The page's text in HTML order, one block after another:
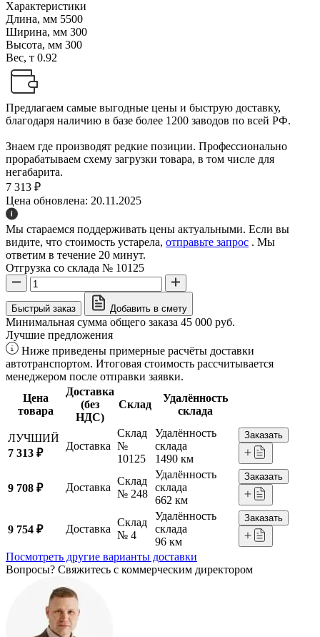
Характеристики
Длина, мм 5500
Ширина, мм 300
Высота, мм 300
Вес, т 0.92
Предлагаем самые выгодные цены и быструю доставку,
благодаря наличию в базе более 1200 заводов по всей РФ.
Знаем где производят редкие позиции. Профессионально
прорабатываем схему загрузки товара, в том числе для
негабарита.
7 313 ₽
Цена обновлена: 20.11.2025
Мы стараемся поддерживать цены актуальными. Если вы
видите, что стоимость устарела, отправьте запрос . Мы
ответим в течение 20 минут.
Отгрузка со склада № 10125
Быстрый заказ Добавить в смету
Минимальная сумма общего заказа 45 000 руб.
Лучшие предложения
Ниже приведены примерные расчёты доставки
автотранспортом. Итоговая стоимость рассчитывается
менеджером после отправки заявки.
Цена
товара
Доставка
(без
НДС)
Склад
Удалённость
склада
ЛУЧШИЙ
7 313 ₽
Доставка
Склад
№
10125
Удалённость
склада
1490 км
Заказать
9 708 ₽ Доставка
Склад
№ 248
Удалённость
склада
662 км
Заказать
9 754 ₽ Доставка
Склад
№ 4
Удалённость
склада
96 км
Заказать
Посмотреть другие варианты доставки
Вопросы? Свяжитесь с коммерческим директором